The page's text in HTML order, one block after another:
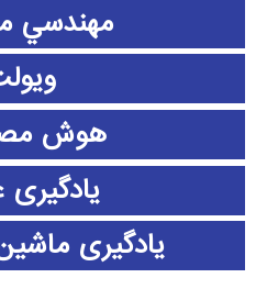
مهندسي
هوش
یادگیری